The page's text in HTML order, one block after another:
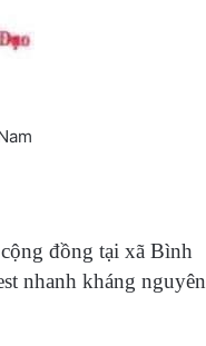
đồng tại xã Bình
nhanh kháng nguyên